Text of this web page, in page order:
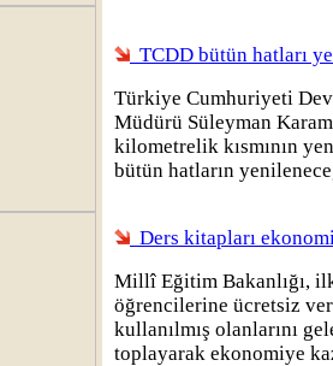
TCDD bütün hatları
Türkiye Cumhuriyeti
Müdürü Süleyman
kilometrelik kısmının
bütün hatların
Ders kitapları
Millî Eğitim Bakanlığı,
öğrencilerine ücretsiz
kullanılmış olanlarını
toplayarak ekonomiye